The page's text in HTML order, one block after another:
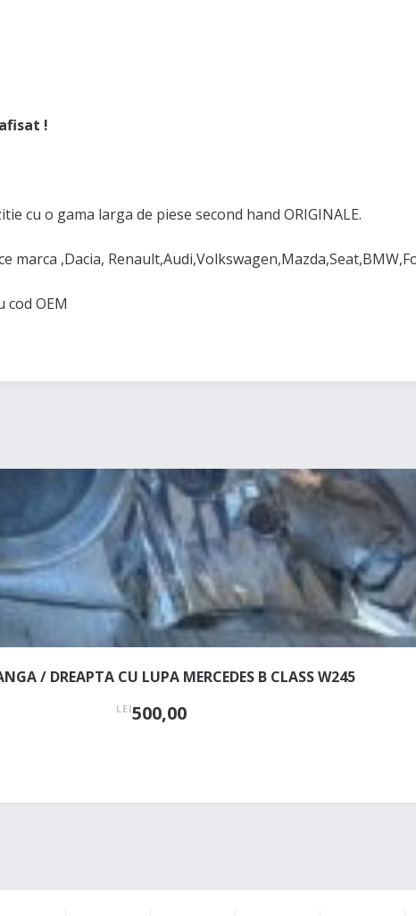
!
cu o gama larga de piese second hand ORIGINALE.
,Dacia,
OEM
/ DREAPTA CU LUPA MERCEDES B CLASS W245
LEI500,00